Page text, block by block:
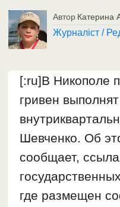
Автор Катерина
Журналіст /
[:ru]В Никополе
гривен
Шевченко. Об
сообщает,
где размещен